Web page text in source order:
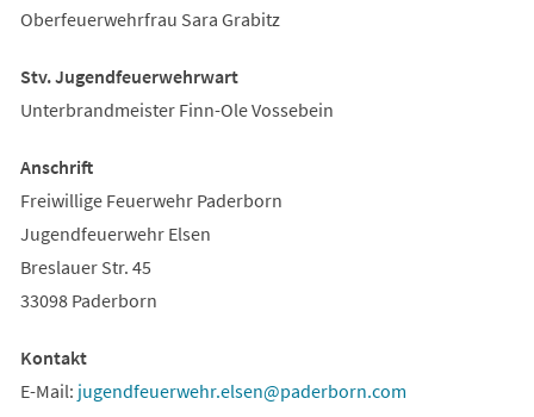
Oberfeuerwehrfrau Sara Grabitz
Stv. Jugendfeuerwehrwart
Unterbrandmeister Finn-Ole Vossebein
Anschrift
Freiwillige Feuerwehr Paderborn
Jugendfeuerwehr Elsen
Breslauer Str. 45
33098 Paderborn
Kontakt
E-Mail: jugendfeuerwehr.elsen paderborn com